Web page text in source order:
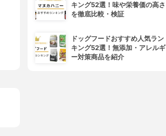
キング52選！味や栄養価の高さ
を徹底比較・検証
ドッグフードおすすめ人気ラン
キング52選！無添加・アレルギ
ー対策商品を紹介